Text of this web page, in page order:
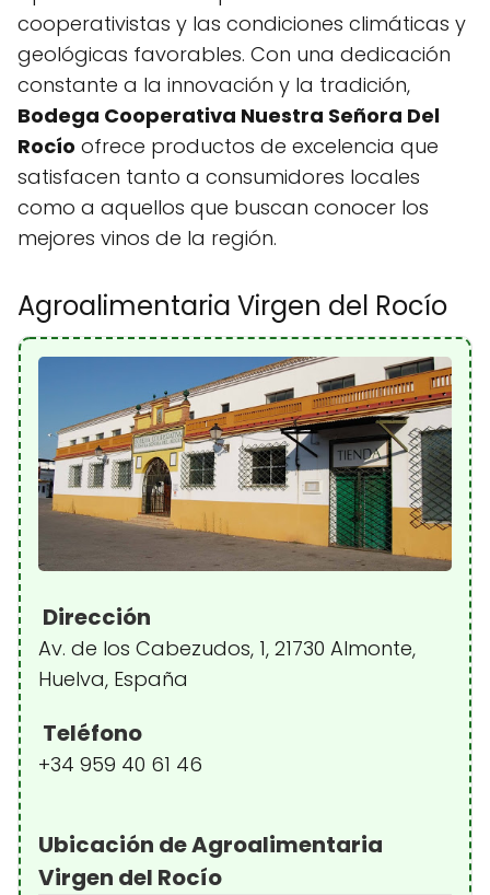
cooperativistas y las condiciones climáticas y
geológicas favorables. Con una dedicación
constante a la innovación y la tradición,
Bodega Cooperativa Nuestra Señora Del
Rocío ofrece productos de excelencia que
satisfacen tanto a consumidores locales
como a aquellos que buscan conocer los
mejores vinos de la región.
Agroalimentaria Virgen del Rocío
Dirección
Av. de los Cabezudos, 1, 21730 Almonte,
Huelva, España
Teléfono
+34 959 40 61 46
Ubicación de Agroalimentaria
Virgen del Rocío